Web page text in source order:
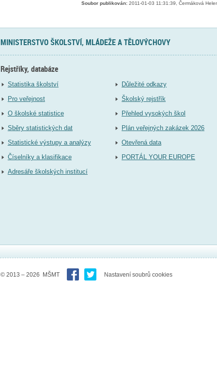
Soubor publikován:2011-01-03 11:31:39, Čermáková
MINISTERSTVO ŠKOLSTVÍ, MLÁDEŽE A TĚLOVÝCHOVY
Rejstříky, databáze
Statistika školství
Pro veřejnost
O školské statistice
Sběry statistických dat
Statistické výstupy a analýzy
Číselníky a klasifikace
Adresáře školských institucí
Důležité odkazy
Školský rejstřík
Přehled vysokých škol
Plán veřejných zakázek 2026
Otevřená data
PORTÁL YOUR EUROPE
© 2013 – 2026 MŠMT Nastavení soubrů cookies